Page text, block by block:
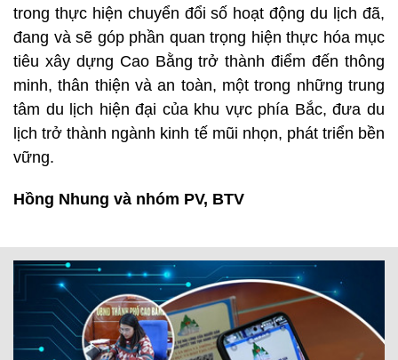
trong thực hiện chuyển đổi số hoạt động du lịch đã,
đang và sẽ góp phần quan trọng hiện thực hóa mục
tiêu xây dựng Cao Bằng trở thành điểm đến thông
minh, thân thiện và an toàn, một trong những trung
tâm du lịch hiện đại của khu vực phía Bắc, đưa du
lịch trở thành ngành kinh tế mũi nhọn, phát triển bền
vững.
Hồng Nhung và nhóm PV, BTV